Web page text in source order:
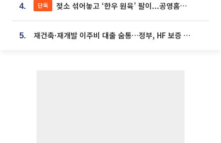
4. 단독 젖소 섞어놓고 ‘한우 원육’ 팔이...공영홈쇼핑 표기·검증 구멍
5. 재건축·재개발 이주비 대출 숨통…정부, HF 보증 신설 추진